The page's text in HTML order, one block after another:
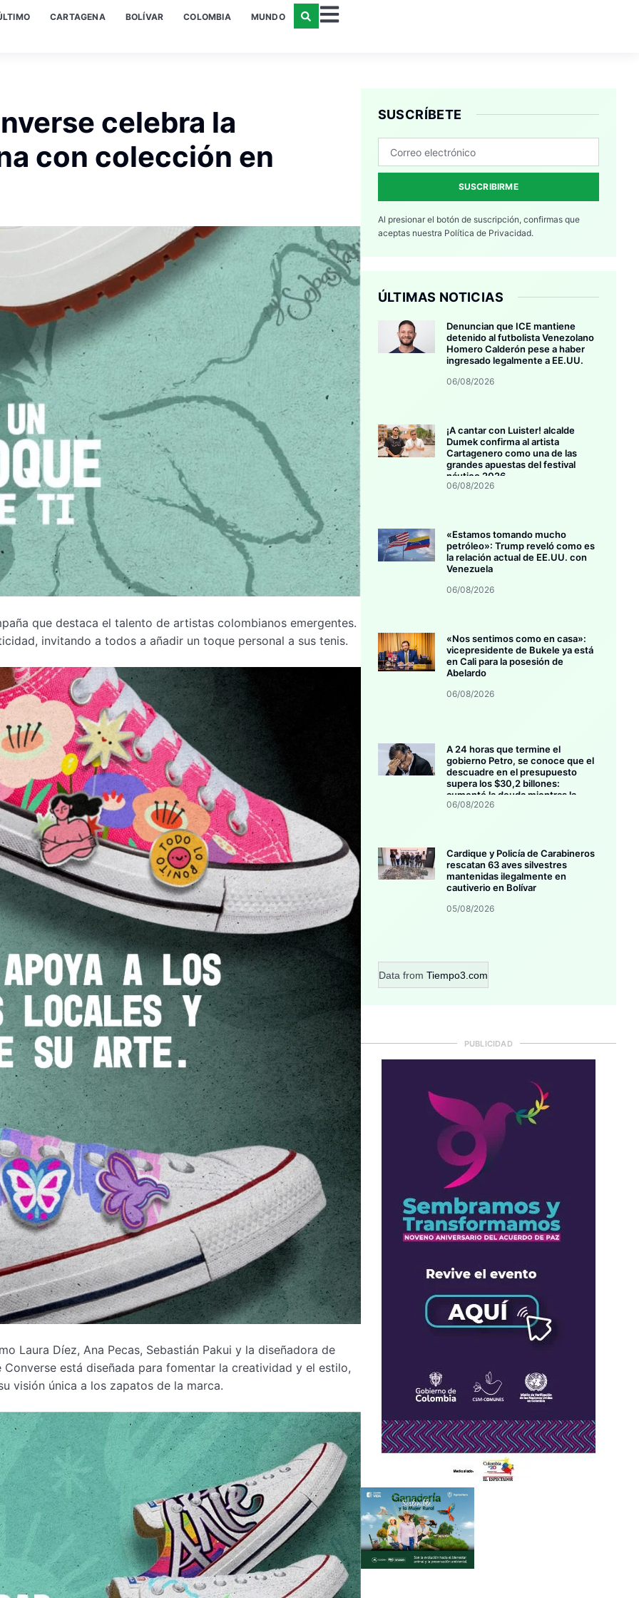
CARTAGENA BOLÍVAR COLOMBIA MUNDO
celebra la
con colección en
que destaca el talento de artistas colombianos emergentes.
invitando a todos a añadir un toque personal a sus tenis.
Laura Díez, Ana Pecas, Sebastián Pakui y la diseñadora de
está diseñada para fomentar la creatividad y el estilo,
visión única a los zapatos de la marca.
SUSCRÍBETE
SUSCRIBIRME
Al presionar el botón de suscripción, confirmas que
aceptas nuestra Política de Privacidad.
ÚLTIMAS NOTICIAS
Denuncian que ICE mantiene
detenido al futbolista Venezolano
Homero Calderón pese a haber
ingresado legalmente a EE.UU.
06/08/2026
¡A cantar con Luister! alcalde
Dumek confirma al artista
Cartagenero como una de las
grandes apuestas del festival
náutico 2026
06/08/2026
«Estamos tomando mucho
petróleo»: Trump reveló como es
la relación actual de EE.UU. con
Venezuela
06/08/2026
«Nos sentimos como en casa»:
vicepresidente de Bukele ya está
en Cali para la posesión de
Abelardo
06/08/2026
A 24 horas que termine el
gobierno Petro, se conoce que el
descuadre en el presupuesto
supera los $30,2 billones:
aumentó la deuda mientras la
inversión se estanca
06/08/2026
Cardique y Policía de Carabineros
rescatan 63 aves silvestres
mantenidas ilegalmente en
cautiverio en Bolívar
05/08/2026
Data from Tiempo3.com
PUBLICIDAD